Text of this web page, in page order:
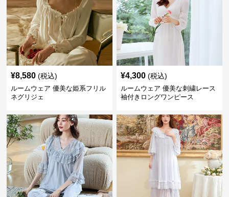
¥8,580 (税込)
ルームウェア 優美な姫系フリル
ネグリジェ
¥4,300 (税込)
ルームウェア 優美な刺繍レース
袖付きロングワンピース